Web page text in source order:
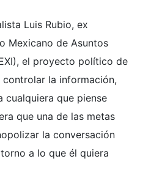
Luis Rubio, ex
Mexicano de Asuntos
el proyecto político de
la información,
cualquiera que piense
que una de las metas
la conversación
a lo que él quiera